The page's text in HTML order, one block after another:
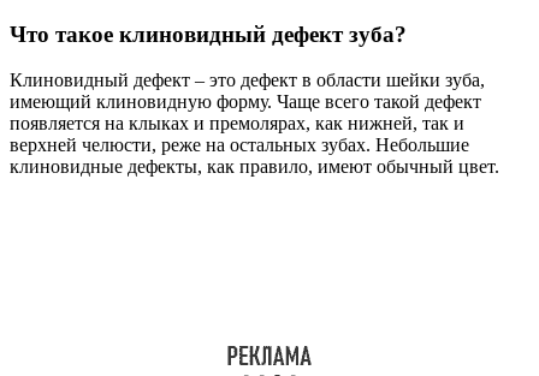
Что такое клиновидный дефект зуба?
Клиновидный дефект – это дефект в области шейки зуба,
имеющий клиновидную форму. Чаще всего такой дефект
появляется на клыках и премолярах, как нижней, так и
верхней челюсти, реже на остальных зубах. Небольшие
клиновидные дефекты, как правило, имеют обычный цвет.